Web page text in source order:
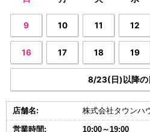
9 10 11 12
16 17 18 19
8/23(日)以降の
店舗名: 株式会社タウンハ
営業時間: 10:00～19:00